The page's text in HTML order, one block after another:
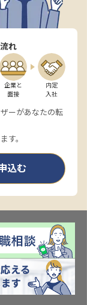
れ
企業と
面接
内定
入社
ーがあなたの転
す。
込む